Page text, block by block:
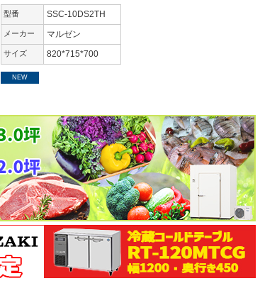
型番 SSC-10DS2TH
メーカー マルゼン
サイズ 820*715*700
NEW